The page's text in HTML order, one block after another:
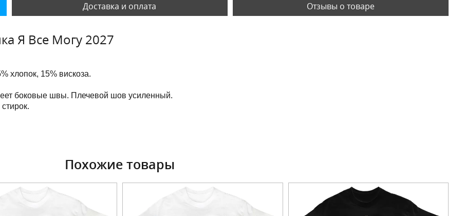
Доставка и оплата Отзывы о товаре
Я Все Могу 2027
хлопок, 15% вискоза.
боковые швы. Плечевой шов усиленный.
Похожие товары